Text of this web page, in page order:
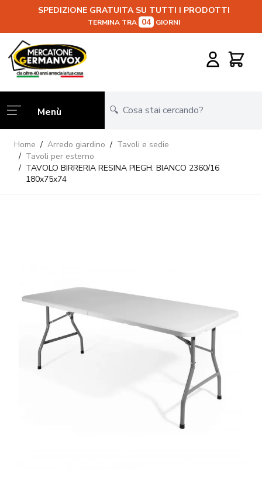
SPEDIZIONE GRATUITA SU TUTTI I PRODOTTI
TERMINA TRA 04 GIORNI
Salta al contenuto
Carrello
Menù
Home / Arredo giardino / Tavoli e sedie
/ Tavoli per esterno
/ TAVOLO BIRRERIA RESINA PIEGH. BIANCO 2360/16
180x75x74